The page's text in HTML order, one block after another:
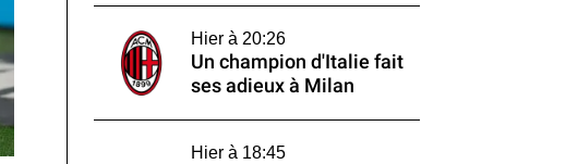
Hier à 20:26
Un champion d'Italie fait
ses adieux à Milan
Hier à 18:45